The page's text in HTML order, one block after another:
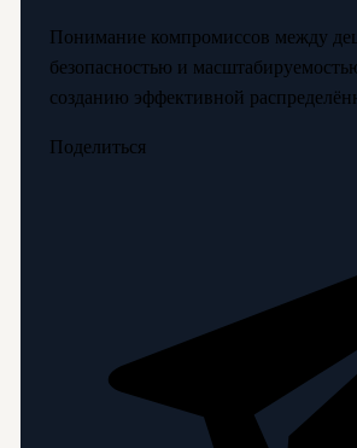
Понимание компромиссов между
безопасностью и
созданию эффективной
Поделиться